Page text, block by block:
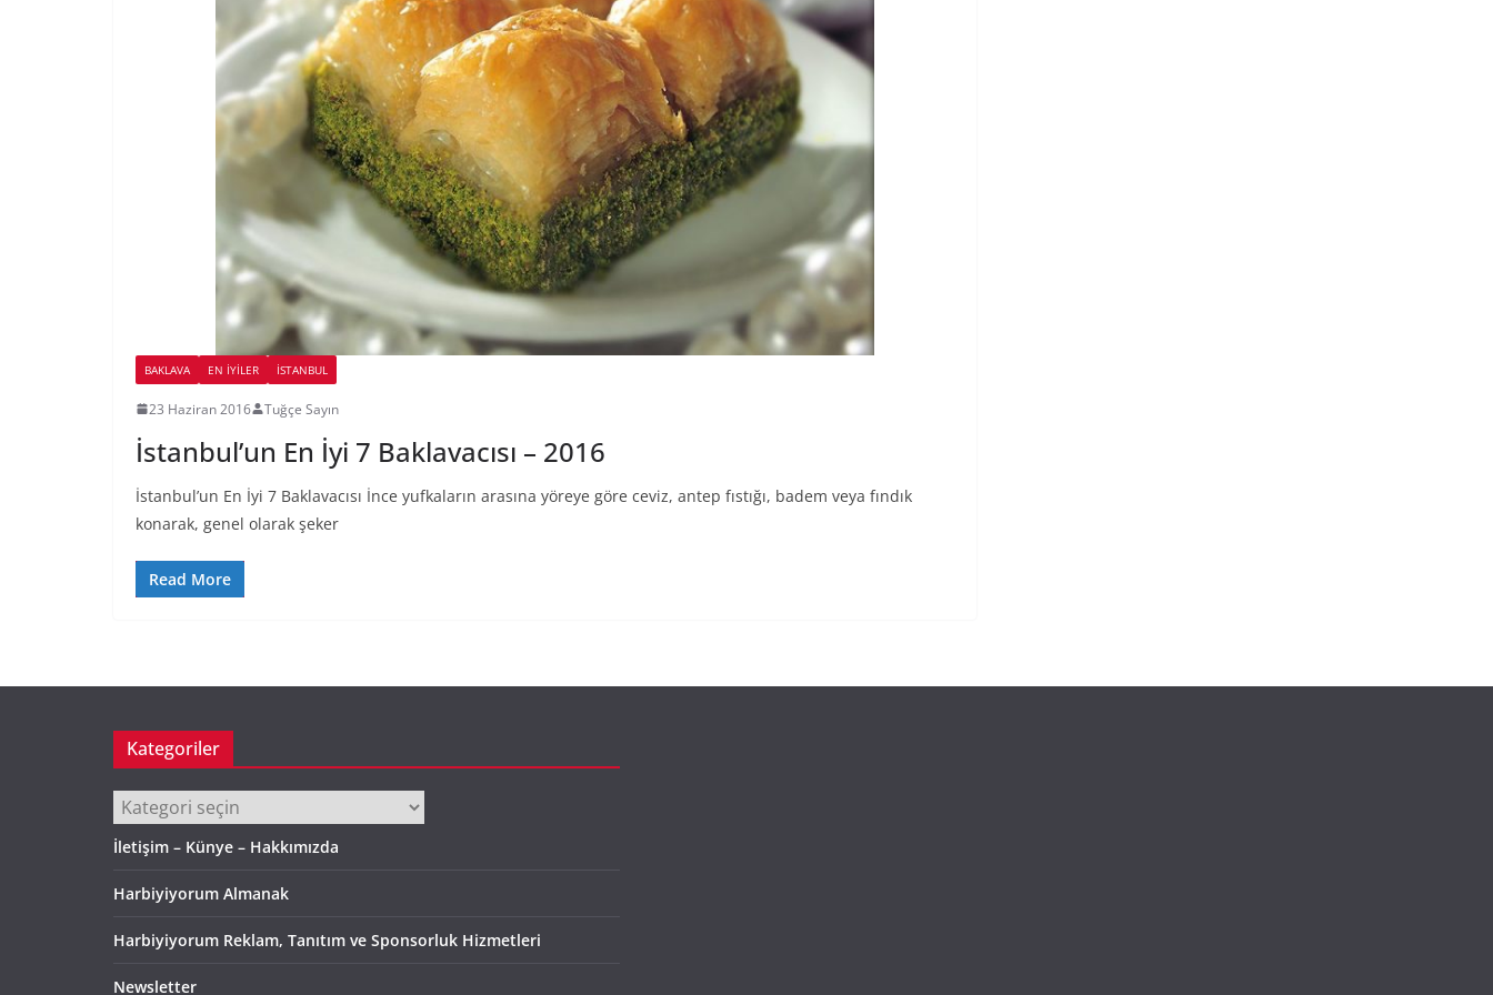
BAKLAVA EN İYILER İSTANBUL
23 Haziran 2016 Tuğçe Sayın
İstanbul’un En İyi 7 Baklavacısı – 2016
İstanbul’un En İyi 7 Baklavacısı İnce yufkaların arasına yöreye göre ceviz, antep fıstığı, badem veya fındık
konarak, genel olarak şeker
Read More
Kategoriler
Kategoriler
İletişim – Künye – Hakkımızda
Harbiyiyorum Almanak
Harbiyiyorum Reklam, Tanıtım ve Sponsorluk Hizmetleri
Newsletter